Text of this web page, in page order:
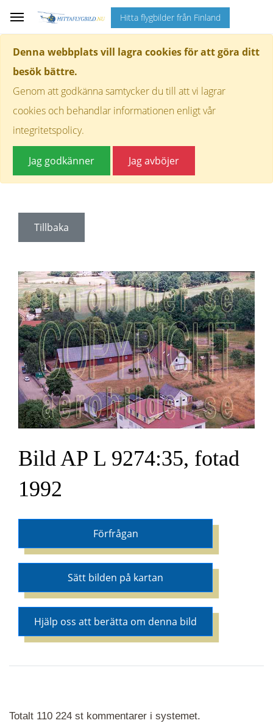
Denna webbplats vill lagra cookies för att göra ditt
besök bättre.
Genom att godkänna samtycker du till att vi lagrar
cookies och behandlar informationen enligt vår
integritetspolicy.
Jag godkänner Jag avböjer
Hitta flygbilder från Finland
Tillbaka
Bild AP L 9274:35, fotad
1992
Förfrågan
Sätt bilden på kartan
Hjälp oss att berätta om denna bild
Totalt 110 224 st kommentarer i systemet.